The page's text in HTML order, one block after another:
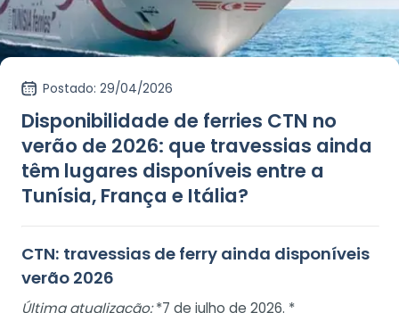
Postado: 29/04/2026
Disponibilidade de ferries CTN no
verão de 2026: que travessias ainda
têm lugares disponíveis entre a
Tunísia, França e Itália?
CTN: travessias de ferry ainda disponíveis
verão 2026
Última atualização:*7 de julho de 2026. *